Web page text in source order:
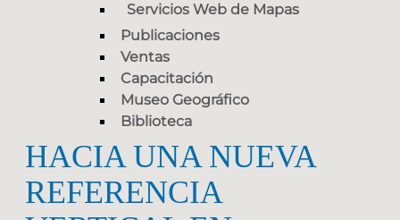
Servicios Web de Mapas
Publicaciones
Ventas
Capacitación
Museo Geográfico
Biblioteca
HACIA UNA NUEVA
REFERENCIA